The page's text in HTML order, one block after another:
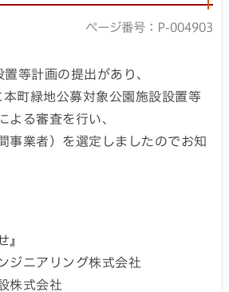
ページ番号：P-004903
等計画の提出があり、
町緑地公募対象公園施設設置等
よる審査を行い、
事業者）を選定しましたのでお知
』
ジニアリング株式会社
株式会社